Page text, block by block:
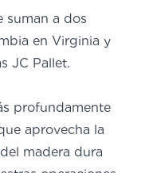
suman a dos
en Virginia y
JC Pallet.
profundamente
aprovecha la
madera dura